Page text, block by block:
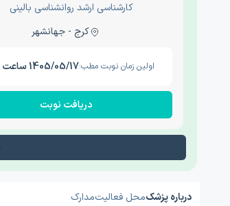
کارشناسی ارشد روانشناسی بالینی
کرج - جهانشهر
اولین زمان نوبت مطب:1405/05/17 ساعت 14:00
دریافت نوبت
درباره پزشکمحل فعالیتمدارک